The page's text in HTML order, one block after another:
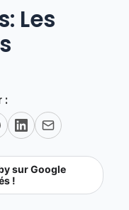
Les
:
sur Google
!